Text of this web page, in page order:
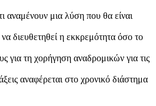
αναμένουν μια λύση που θα είναι
διευθετηθεί η εκκρεμότητα όσο το
για τη χορήγηση αναδρομικών για τις
αναφέρεται στο χρονικό διάστημα